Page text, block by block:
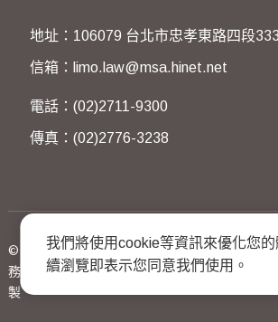
地址：106079 台北市忠孝東路四段
信箱：limo.law@msa.hinet.net
電話：(02)2711-9300
傳真：(02)2776-3238
© 2023 Li Mo & Associates Attorneys-at-Law.
務實法律事務所著作權所有，非經同意不得翻
製
我們將使用cookie等資訊來優化您
續瀏覽即表示您同意我們使用。